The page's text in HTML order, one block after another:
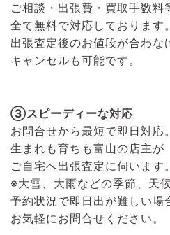
ご相談・出張費・買取手数料
全て無料で対応しております。
出張査定後のお値段が合わな
キャンセルも可能です。
③スピーディーな対応
お問合せから最短で即日対応。
生まれも育ちも富山の店主が
ご自宅へ出張査定に伺います。
※大雪、大雨などの季節、天
予約状況で即日出が難しい場
お気軽にお問合せください。